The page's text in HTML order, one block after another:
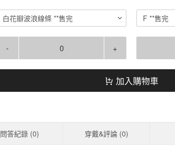
白花瓣波浪線條 **售完 F **售完
- +
加入購物車
問答紀錄 (0) 穿戴&評論 (0)